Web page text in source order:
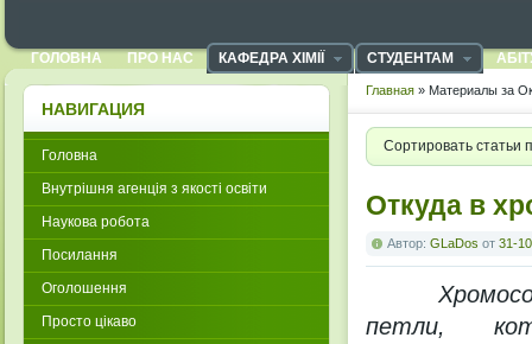
ГОЛОВНА ПРО НАС КАФЕДРА ХІМІЇ СТУДЕНТАМ
Главная » Материалы за
Сортировать статьи
Откуда в
Автор: GLaDos от 31-
петли,
НАВИГАЦИЯ
Головна
Внутрішня агенція з якості освіти
Наукова робота
Посилання
Оголошення
Просто цікаво